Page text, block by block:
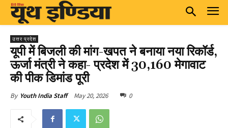
उत्तर प्रदेश
यूपी में बिजली की मांग-खपत ने बनाया नया रिकॉर्ड,
ऊर्जा मंत्री ने कहा- प्रदेश में 30,160 मेगावाट
की पीक डिमांड पूरी
By Youth India Staff May 20, 2026 0